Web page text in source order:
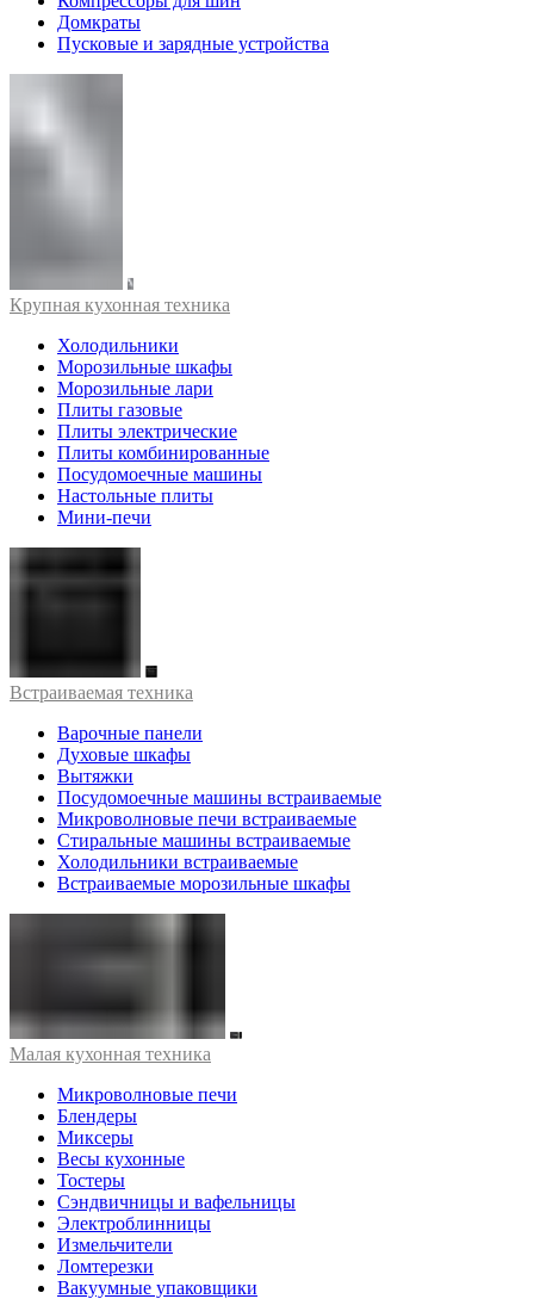
Домкраты
Пусковые и зарядные устройства
Крупная кухонная техника
Холодильники
Морозильные шкафы
Морозильные лари
Плиты газовые
Плиты электрические
Плиты комбинированные
Посудомоечные машины
Настольные плиты
Мини-печи
Встраиваемая техника
Варочные панели
Духовые шкафы
Вытяжки
Посудомоечные машины встраиваемые
Микроволновые печи встраиваемые
Стиральные машины встраиваемые
Холодильники встраиваемые
Встраиваемые морозильные шкафы
Малая кухонная техника
Микроволновые печи
Блендеры
Миксеры
Весы кухонные
Тостеры
Сэндвичницы и вафельницы
Электроблинницы
Измельчители
Ломтерезки
Вакуумные упаковщики